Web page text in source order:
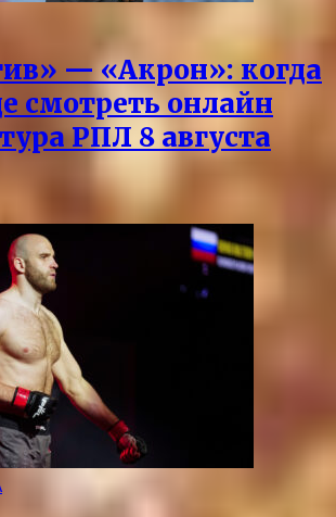
— «Акрон»: когда
смотреть онлайн
РПЛ 8 августа